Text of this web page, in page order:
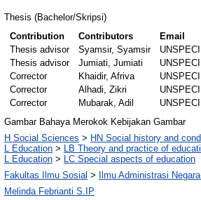
Thesis (Bachelor/Skripsi)
Contribution Contributors
Email
Thesis advisor
Syamsir, Syamsir
Thesis advisor
Jumiati, Jumiati
Corrector
Khaidir, Afriva
Corrector
Alhadi, Zikri
Corrector
Mubarak, Adil
Gambar Bahaya Merokok Kebijakan Gambar
H Social Sciences > HN Social history and
L Education > LB Theory and practice of
L Education > LC Special aspects of education
Fakultas Ilmu Sosial >
Ilmu Administrasi
Melinda Febrianti S.IP